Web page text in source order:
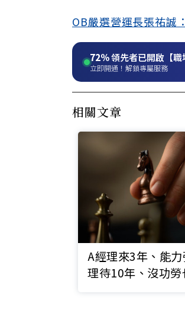
OB嚴選營運長張祐誠
72%領先者已開啟【職
立即開通！解鎖專屬服務
相關文章
A經理來3年、能
理待10年、沒功勞